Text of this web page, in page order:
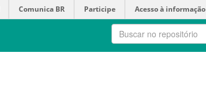
Comunica BR Participe Acesso à informação